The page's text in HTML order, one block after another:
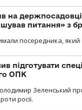
на
питання» з
посередника,
підготувати
ОПК
Зеленський
росії.